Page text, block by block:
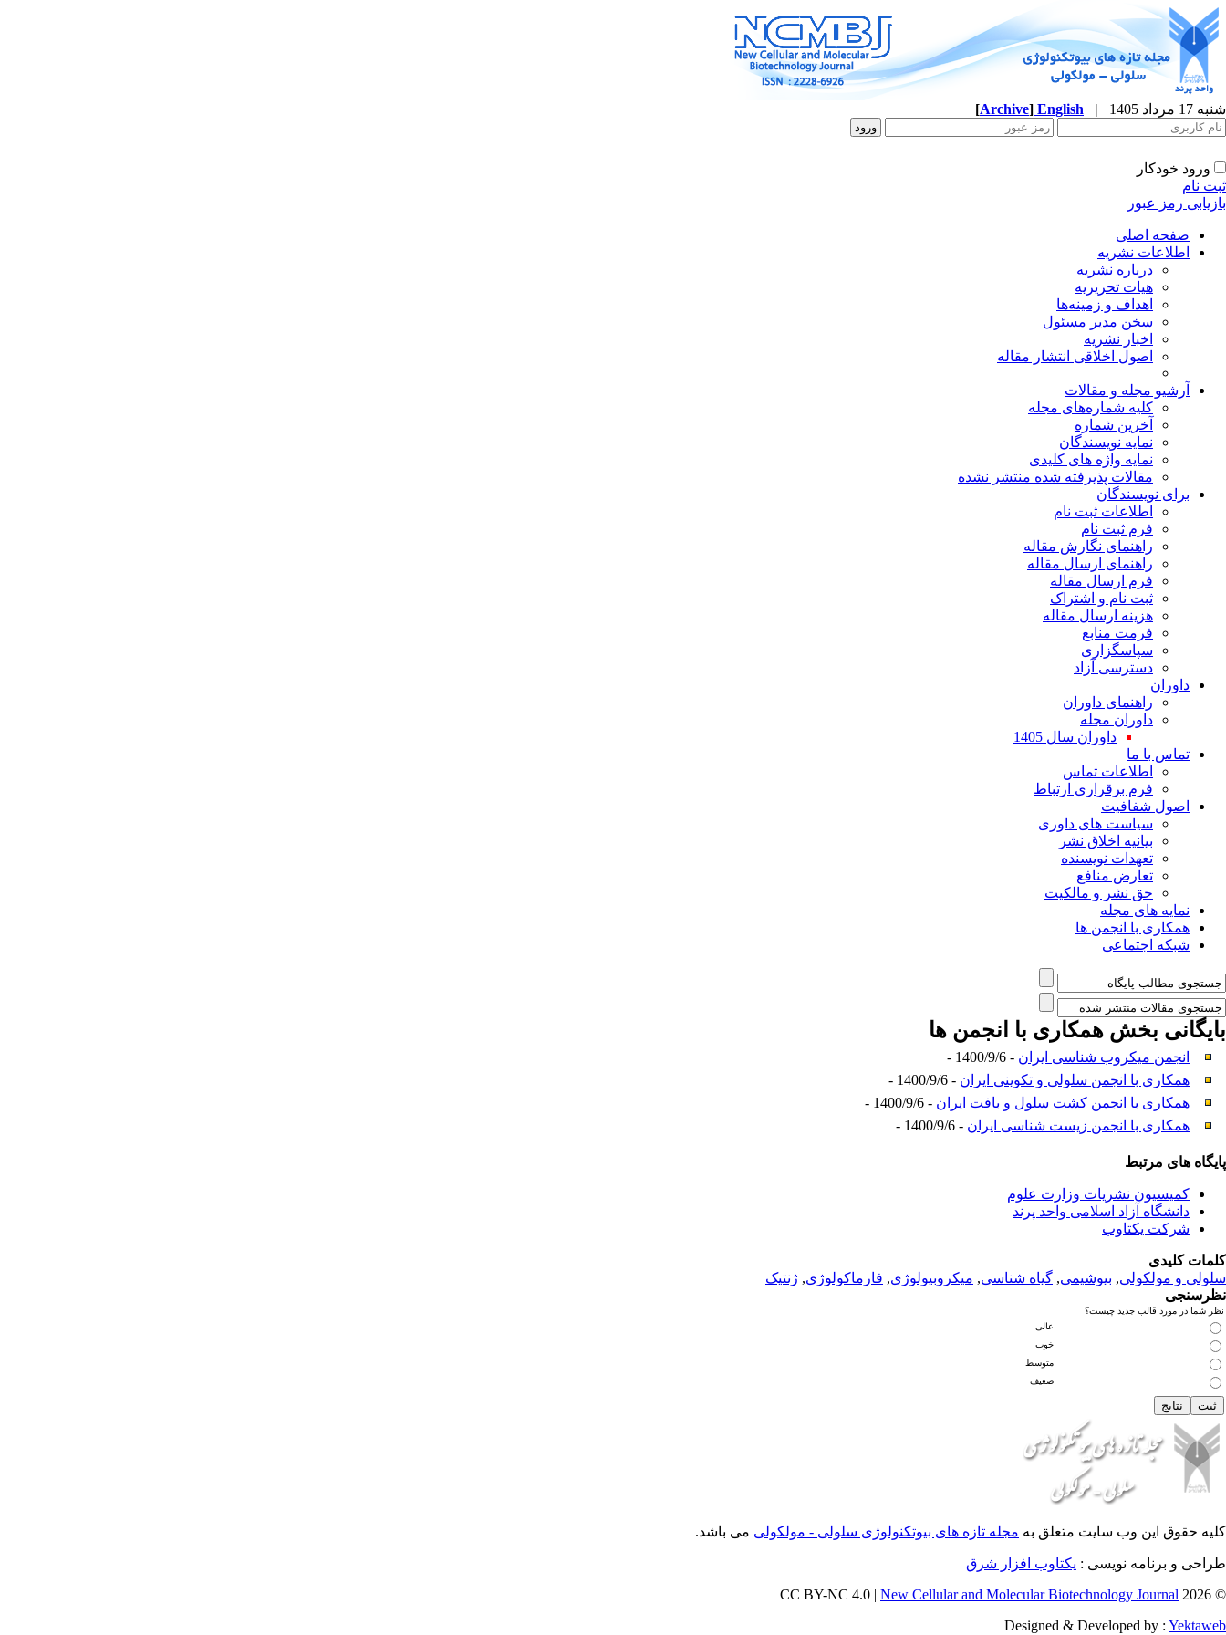
شنبه 17 مرداد 1405 |
English
[Archive]
ورود خودکار
ثبت نام
بازیابی رمز عبور
صفحه اصلی
اطلاعات نشریه
درباره نشریه
هیات تحریریه
اهداف و زمینه‌ها
سخن مدیر مسئول
اخبار نشریه
اصول اخلاقی انتشار مقاله
آرشیو مجله و مقالات
کلیه شماره‌های مجله
آخرین شماره
نمایه نویسندگان
نمایه واژه های کلیدی
مقالات پذیرفته شده منتشر نشده
برای نویسندگان
اطلاعات ثبت نام
فرم ثبت نام
راهنمای نگارش مقاله
راهنمای ارسال مقاله
فرم ارسال مقاله
ثبت نام و اشتراک
هزینه ارسال مقاله
فرمت منابع
سپاسگزاری
دسترسی آزاد
داوران
راهنمای داوران
داوران مجله
داوران سال 1405
تماس با ما
اطلاعات تماس
فرم برقراری ارتباط
اصول شفافیت
سیاست های داوری
بیانیه اخلاق نشر
تعهدات نویسنده
تعارض منافع
حق نشر و مالکیت
نمایه های مجله
همکاری با انجمن ها
شبکه اجتماعی
بایگانی بخش همکاری با انجمن ها
انجمن میکروب شناسی ایران - 1400/9/6 -
همکاری با انجمن سلولی و تکوینی ایران - 1400/9/6 -
همکاری با انجمن کشت سلول و بافت ایران - 1400/9/6 -
همکاری با انجمن زیست شناسی ایران - 1400/9/6 -
پایگاه های مرتبط
کمیسیون نشریات وزارت علوم
دانشگاه آزاد اسلامی واحد پرند
شرکت یکتاوب
کلمات کلیدی
سلولی و مولکولی, بیوشیمی, گیاه شناسی, میکروبیولوژی, فارماکولوژی, ژنتیک
نظرسنجی
نظر شما در مورد قالب جدید چیست؟
عالی
خوب
متوسط
ضعیف
کلیه حقوق این وب سایت متعلق به مجله تازه های بیوتکنولوژی سلولی - مولکولی می باشد.
طراحی و برنامه نویسی : یکتاوب افزار شرق
© 2026 CC BY-NC 4.0 |
New Cellular and Molecular Biotechnology Journal
Designed & Developed by : Yektaweb